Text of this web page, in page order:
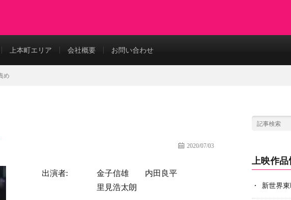
上本町エリア 会社概要 お問い合わせ
め
2020/07/03
出演者: 金子信雄
内田良平
里見浩太朗
上映作
新世界